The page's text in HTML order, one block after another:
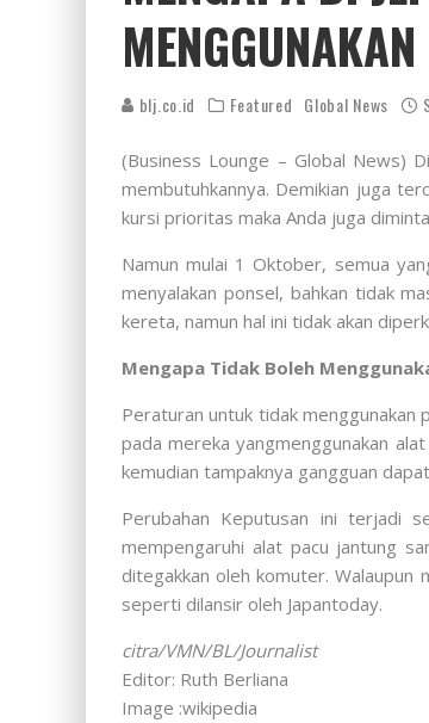
blj.co.id Featured Global News
(Business Lounge – Global News)
membutuhkannya. Demikian juga
kursi prioritas maka Anda juga
Namun mulai 1 Oktober, semua
menyalakan ponsel, bahkan tidak
kereta, namun hal ini tidak akan
Mengapa Tidak Boleh
Peraturan untuk tidak menggunakan
pada mereka yangmenggunakan
kemudian tampaknya gangguan
Perubahan Keputusan ini terjadi
mempengaruhi alat pacu jantung
ditegakkan oleh komuter. Walaupun
seperti dilansir oleh Japantoday.
citra/VMN/BL/Journalist
Editor: Ruth Berliana
Image :wikipedia